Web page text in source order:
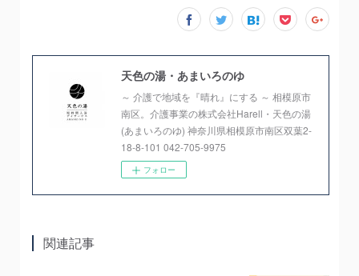
天色の湯・あまいろのゆ
～ 介護で地域を『晴れ』にする ～ 相模原市
南区。介護事業の株式会社Harell・天色の湯
(あまいろのゆ) 神奈川県相模原市南区双葉2-
18-8-101 042-705-9975
フォロー
関連記事